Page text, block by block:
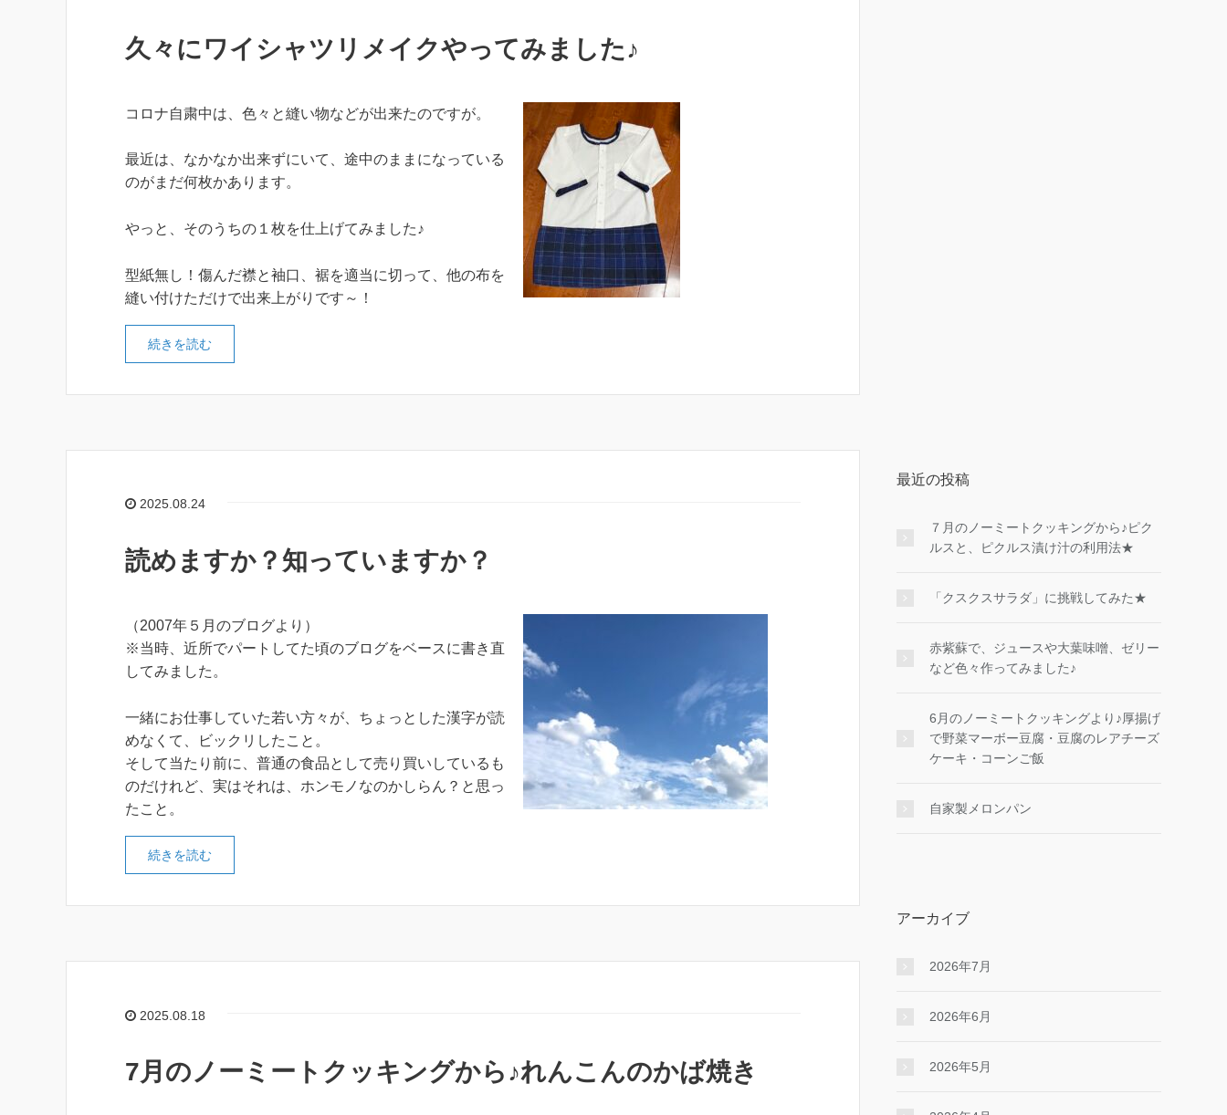
久々にワイシャツリメイクやってみました♪
コロナ自粛中は、色々と縫い物などが出来たのですが。
最近は、なかなか出来ずにいて、途中のままになっている
のがまだ何枚かあります。
やっと、そのうちの１枚を仕上げてみました♪
型紙無し！傷んだ襟と袖口、裾を適当に切って、他の布を
縫い付けただけで出来上がりです～！
続きを読む
2025.08.24
読めますか？知っていますか？
（2007年５月のブログより）
※当時、近所でパートしてた頃のブログをベースに書き直
してみました。
一緒にお仕事していた若い方々が、ちょっとした漢字が読
めなくて、ビックリしたこと。
そして当たり前に、普通の食品として売り買いしているも
のだけれど、実はそれは、ホンモノなのかしらん？と思っ
たこと。
続きを読む
2025.08.18
7月のノーミートクッキングから♪れんこんのかば焼き
最近の投稿
７月のノーミートクッキングから♪ピク
ルスと、ピクルス漬け汁の利用法★
「クスクスサラダ」に挑戦してみた★
赤紫蘇で、ジュースや大葉味噌、ゼリー
など色々作ってみました♪
6月のノーミートクッキングより♪厚揚げ
で野菜マーボー豆腐・豆腐のレアチーズ
ケーキ・コーンご飯
自家製メロンパン
アーカイブ
2026年7月
2026年6月
2026年5月